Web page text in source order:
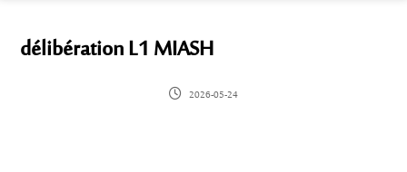
délibération L1 MIASH
2026-05-24